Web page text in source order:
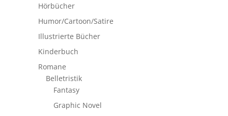
Hörbücher
Humor/Cartoon/Satire
Illustrierte Bücher
Kinderbuch
Romane
Belletristik
Fantasy
Graphic Novel